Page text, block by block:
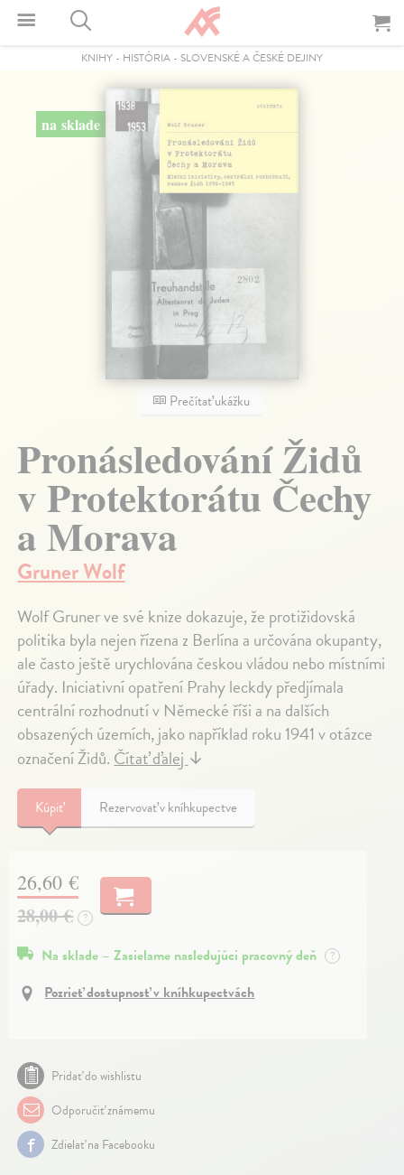
KNIHY - HISTÓRIA - SLOVENSKÉ A ČESKÉ DEJINY
na sklade
Prečítať ukážku
Pronásledování Židů
v Protektorátu Čechy
a Morava
Gruner Wolf
Wolf Gruner ve své knize dokazuje, že protižidovská
politika byla nejen řízena z Berlína a určována okupanty,
ale často ještě urychlována českou vládou nebo místními
úřady. Iniciativní opatření Prahy leckdy předjímala
centrální rozhodnutí v Německé říši a na dalších
obsazených územích, jako například roku 1941 v otázce
označení Židů.Čítať ďalej↓
Kúpiť Rezervovať v kníhkupectve
26,60 €
28,00 € ?
Na sklade – Zasielame nasledujúci pracovný deň ?
Pozrieť dostupnosť v kníhkupectvách
Pridať do wishlistu
Odporučiť známemu
Zdielať na Facebooku